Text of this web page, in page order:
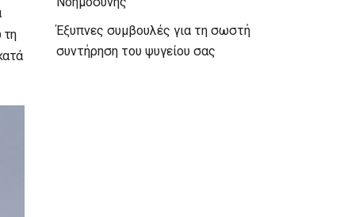
τη
Έξυπνες συμβουλές για τη σωστή
συντήρηση του ψυγείου σας